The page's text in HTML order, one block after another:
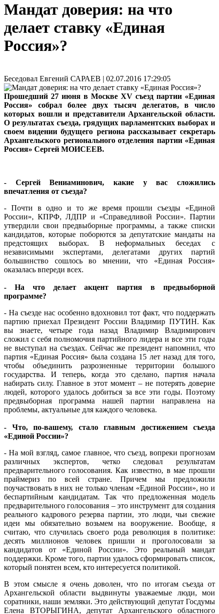
Мандат доверия: на что
делает ставку «Единая
Россия»?
Беседовал Евгений САРАЕВ | 02.07.2016 17:29:05
Прошедший 27 июня в Москве XV съезд партии «Единая
Россия» собрал более двух тысяч делегатов, в число
которых вошли и представители Архангельской области.
О результатах съезда, грядущих парламентских выборах и
своем видении будущего региона рассказывает секретарь
Архангельского регионального отделения партии «Единая
Россия» Сергей МОИСЕЕВ.
- Сергей Вениаминович, какие у вас сложились
впечатления от съезда?
- Почти в одно и то же время прошли съезды «Единой
России», КПРФ, ЛДПР и «Справедливой России». Партии
утвердили свои предвыборные программы, а также списки
кандидатов, которые поборются за депутатские мандаты на
предстоящих выборах. В неформальных беседах с
независимыми экспертами, делегатами других партий
большинство сошлось во мнении, что «Единая Россия»
оказалась впереди всех.
- На что делает акцент партия в предвыборной
программе?
- На съезде нас особенно вдохновил тот факт, что поддержать
партию приехал Президент России Владимир ПУТИН. Как
вы знаете, четыре года назад Владимир Владимирович
сложил с себя полномочия партийного лидера и все эти годы
не выступал на съездах. Сейчас же президент напомнил, что
партия «Единая Россия» была создана 15 лет назад для того,
чтобы объединить разрозненные территории большого
государства. И теперь, когда это сделано, партия начала
набирать силу. Главное в этот момент – не потерять доверие
людей, которого удалось добиться за все эти годы. Поэтому
предвыборная программа нашей партии направлена на
проблемы, актуальные для каждого человека.
- Что, по-вашему, стало главным достижением съезда
«Единой России»?
- На мой взгляд, самое главное, что съезд, вопреки прогнозам
различных экспертов, четко следовал результатам
предварительного голосования. Как известно, в мае прошли
праймериз по всей стране. Причем мы предложили
поучаствовать в них не только членам «Единой России», но и
беспартийным кандидатам. Так что предложенная модель
предварительного голосования – это инструмент для создания
реального кадрового резерва партии, это люди, чьи свежие
идеи мы обязательно возьмем на вооружение. Вообще, я
считаю, что случилась своего рода революция в политике:
десять миллионов человек пришли и проголосовали за
кандидатов от «Единой России». Это реальный мандат
поддержки. Кроме того, партии удалось сформировать список,
который понятен всем, кто интересуется политикой.
В этом смысле я очень доволен, что по итогам съезда от
Архангельской области выдвинуты уважаемые люди, мои
соратники, наши земляки. Это действующий депутат Госдумы
Елена ВТОРЫГИНА, депутат Архангельского областного